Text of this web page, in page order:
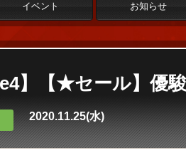
イベント お知らせ
】【★セール】優
2020.11.25(水)